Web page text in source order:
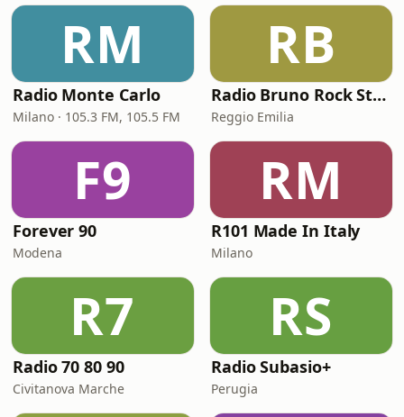
RM
Radio Monte Carlo
Milano · 105.3 FM, 105.5 FM
RB
Radio Bruno Rock Station
Reggio Emilia
F9
Forever 90
Modena
RM
R101 Made In Italy
Milano
R7
Radio 70 80 90
Civitanova Marche
RS
Radio Subasio+
Perugia